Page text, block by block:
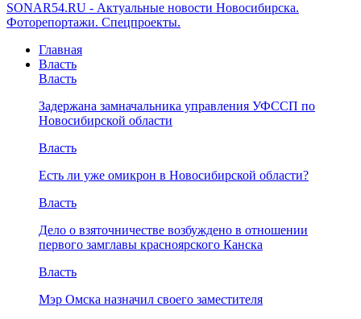
SONAR54.RU - Актуальные новости Новосибирска.
Фоторепортажи. Спецпроекты.
Главная
Власть
Власть
Задержана замначальника управления УФССП по
Новосибирской области
Власть
Есть ли уже омикрон в Новосибирской области?
Власть
Дело о взяточничестве возбуждено в отношении
первого замглавы красноярского Канска
Власть
Мэр Омска назначил своего заместителя